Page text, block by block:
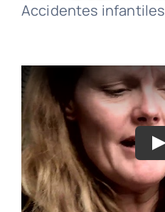
Accidentes infantiles